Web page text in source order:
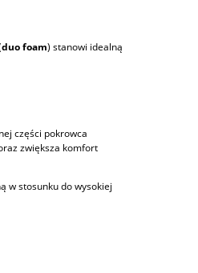
duo foam) stanowi idealną
części pokrowca
zwiększa komfort
w stosunku do wysokiej